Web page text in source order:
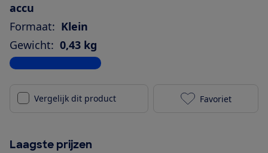
accu
Formaat: Klein
Gewicht: 0,43 kg
Bekijk alle specificaties
Vergelijk dit product Sonos Roam
Favoriet
Laagste prijzen